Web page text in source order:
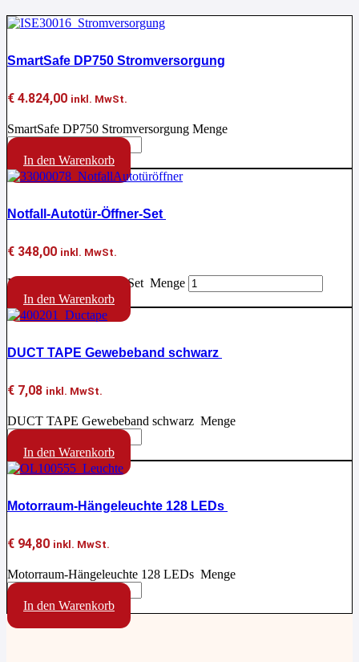
SmartSafe DP750 Stromversorgung
€ 4.824,00 inkl. MwSt.
SmartSafe DP750 Stromversorgung Menge
In den Warenkorb
Notfall-Autotür-Öffner-Set
€ 348,00 inkl. MwSt.
Notfall-Autotür-Öffner-Set Menge
In den Warenkorb
DUCT TAPE Gewebeband schwarz
€ 7,08 inkl. MwSt.
DUCT TAPE Gewebeband schwarz Menge
In den Warenkorb
Motorraum-Hängeleuchte 128 LEDs
€ 94,80 inkl. MwSt.
Motorraum-Hängeleuchte 128 LEDs Menge
In den Warenkorb